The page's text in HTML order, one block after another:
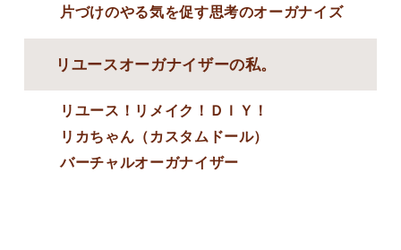
片づけのやる気を促す思考のオーガナイズ
リユースオーガナイザーの私。
リユース！リメイク！ＤＩＹ！
リカちゃん（カスタムドール）
バーチャルオーガナイザー